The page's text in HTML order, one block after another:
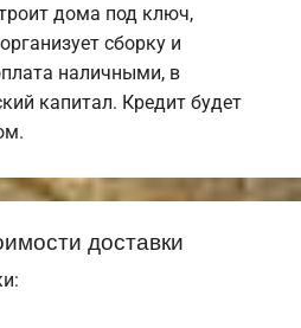
дома под ключ,
сборку и
наличными, в
капитал. Кредит будет
доставки